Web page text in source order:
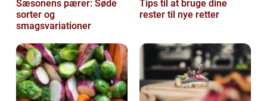
Sæsonens pærer: Søde
sorter og
smagsvariationer
Tips til at bruge dine
rester til nye retter